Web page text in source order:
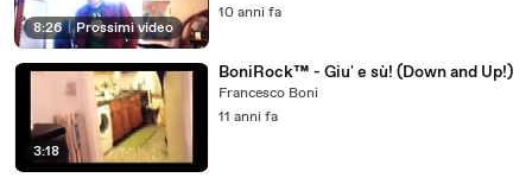
8:26 | Prossimi video
10 anni fa
3:18
BoniRock™ - Giu' e sù! (Down and Up!)
Francesco Boni
11 anni fa